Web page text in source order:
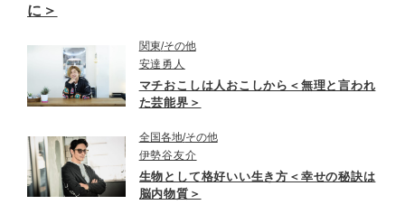
に＞
関東 その他
安達勇人
マチおこしは人おこしから＜無理と言われ
た芸能界＞
全国各地 その他
伊勢谷友介
生物として格好いい生き方＜幸せの秘訣は
脳内物質＞